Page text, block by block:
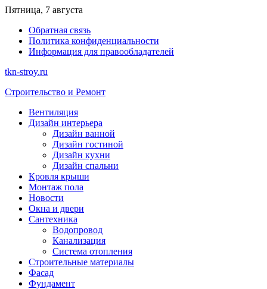
Перейти
содержимому
Пятница, 7 августа
Обратная связь
Политика конфиденциальности
Информация для правообладателей
tkn-stroy.ru
Строительство и Ремонт
Вентиляция
Дизайн интерьера
Дизайн ванной
Дизайн гостиной
Дизайн кухни
Дизайн спальни
Кровля крыши
Монтаж пола
Новости
Окна и двери
Сантехника
Водопровод
Канализация
Система отопления
Строительные материалы
Фасад
Фундамент